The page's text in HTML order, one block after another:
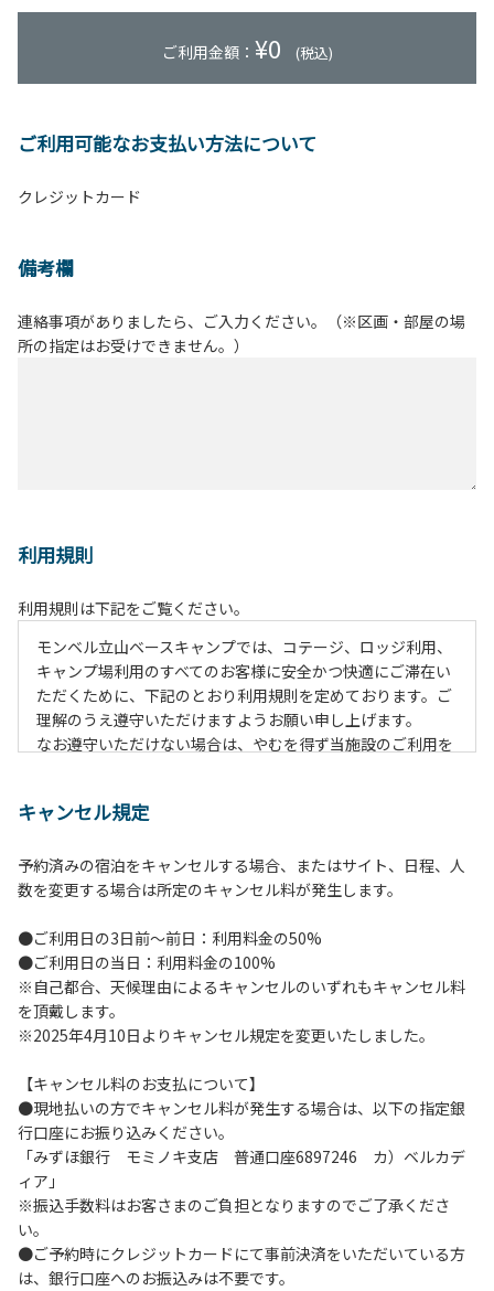
ご利用金額： ¥0 (税込)
ご利用可能なお支払い方法について
クレジットカード
備考欄
連絡事項がありましたら、ご入力ください。（※区画・部屋の場
所の指定はお受けできません。）
利用規則
利用規則は下記をご覧ください。
モンベル立山ベースキャンプでは、コテージ、ロッジ利用、
キャンプ場利用のすべてのお客様に安全かつ快適にご滞在い
ただくために、下記のとおり利用規則を定めております。ご
理解のうえ遵守いただけますようお願い申し上げます。
なお遵守いただけない場合は、やむを得ず当施設のご利用を
【施設全体に関する注意事項】
２.利用上のルールを遵守いただき、ご自身で事故防止に努め
てください。
４.場内を車で移動する場合は、徐行運転（5km/h以下）を
行ってください。
５.施設内は土足禁止です。
６.コテージ・ロッジ棟内は禁煙です。
７.ゴミは分別した上で、燃えるごみ以外は中身を洗い、チェ
８.不可抗力以外の事由により建造物、家具、備品、その他の
物品を損傷、紛失、汚染させた場合には、相当額を弁償して
いただくことがあります。
９.施設内（駐車場含む）での事故や盗難などにつきまして
は、一切の責任を負いかねます。
【コテージご利用上の注意事項ならびに禁止事項】
１.動物（ペット類）の同伴はご遠慮願います。
キャンセル規定
予約済みの宿泊をキャンセルする場合、またはサイト、日程、人
数を変更する場合は所定のキャンセル料が発生します。
●ご利用日の3日前～前日：利用料金の50%
●ご利用日の当日：利用料金の100%
※自己都合、天候理由によるキャンセルのいずれもキャンセル料
を頂戴します。
※2025年4月10日よりキャンセル規定を変更いたしました。
【キャンセル料のお支払について】
●現地払いの方でキャンセル料が発生する場合は、以下の指定銀
行口座にお振り込みください。
「みずほ銀行 モミノキ支店 普通口座6897246 カ）ベルカデ
ィア」
※振込手数料はお客さまのご負担となりますのでご了承くださ
い。
●ご予約時にクレジットカードにて事前決済をいただいている方
は、銀行口座へのお振込みは不要です。